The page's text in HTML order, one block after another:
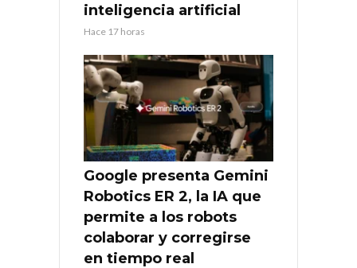
inteligencia artificial
Hace 17 horas
Google presenta Gemini
Robotics ER 2, la IA que
permite a los robots
colaborar y corregirse
en tiempo real